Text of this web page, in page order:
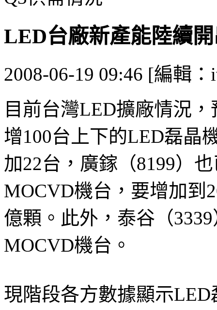
LED台廠新產能陸續
2008-06-19 09:46 [編輯：
目前台灣LED擴廠情況
增100台上下的LED磊晶
加22台，廣鎵（8199）
MOCVD機台，要增加到
億顆。此外，泰谷（
MOCVD機台。
現階段各方數據顯示